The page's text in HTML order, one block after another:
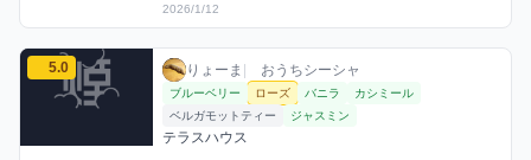
2026/1/12
りょーまのローズミックスを見る
5.0 りょーま / おうちシーシャ / 2026年1月12日
りょーま | おうちシーシャ
利用フレーバー
ブルーベリー ローズ バニラ
カシミール
ベルガモットティー
ジャスミン
コメント
テラスハウス
評価